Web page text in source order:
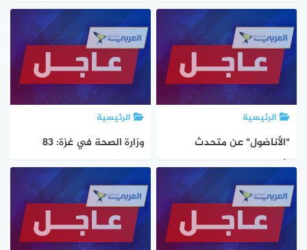
الوزراء الروسي نوفاك في
دمشق: نحن هنا لفتح صفحة
جديدة في علاقاتنا
السد الإثيوبي يظل إجراءً
أحادياً مخالفاً للقانون
والأعراف الدولية
الرئيسية
"الأناضول" عن متحدث
"أسطول الصمود": ملف حادث
السفينة الإسبانية بيد
السلطات الأمنية التونسية
وننتظر نتائج تحقيقاتها
الرئيسية
وزارة الصحة في غزة: 83
شهيداً و223 إصابة جديدة
وصلوا إلى المستشفيات
خلال الـ 24 ساعة الماضية